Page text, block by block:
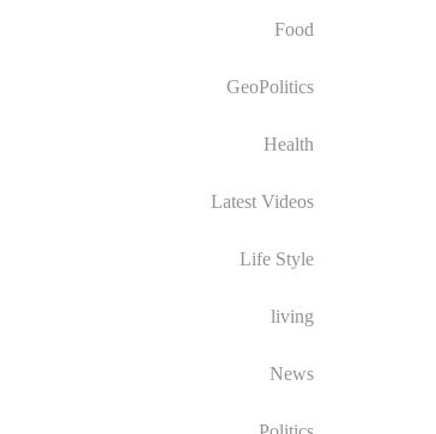
Food
GeoPolitics
Health
Latest Videos
Life Style
living
News